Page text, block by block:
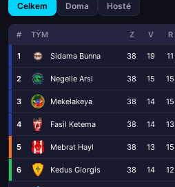
Celkem Doma Hosté
# TÝM Z V R
1 Sidama Bunna 38 19 11
2 Negelle Arsi 38 15 15
3 Mekelakeya 38 14 15
4 Fasil Ketema 38 14 13
5 Mebrat Hayl 38 13 15
6 Kedus Giorgis 38 14 12